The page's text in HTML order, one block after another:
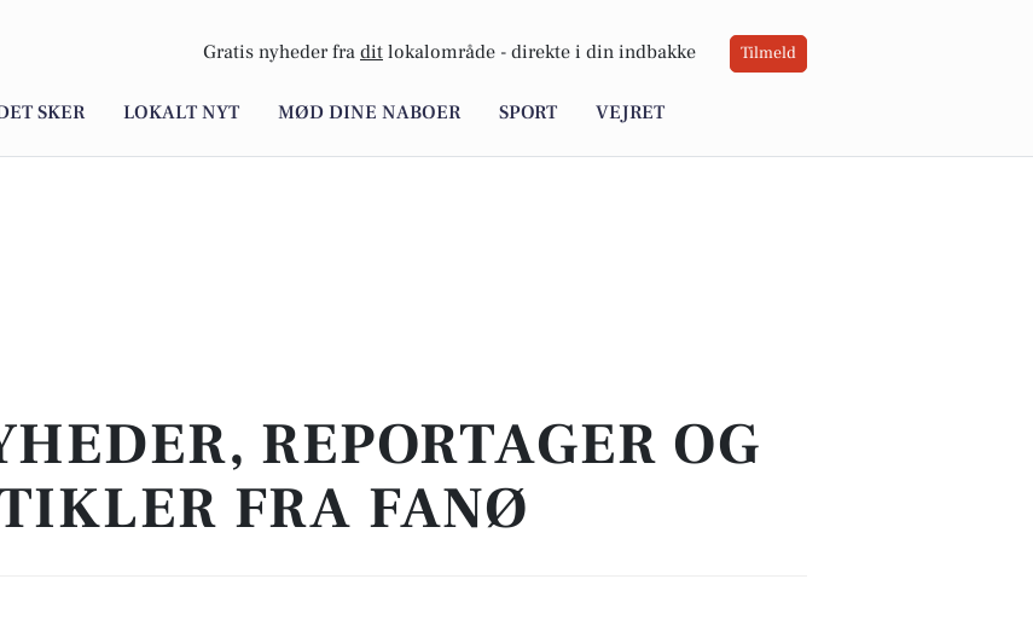
Gratis nyheder fra dit lokalområde - direkte i din indbakke Tilmeld
SKER LOKALT NYT MØD DINE NABOER SPORT VEJRET
REPORTAGER OG
FRA FANØ